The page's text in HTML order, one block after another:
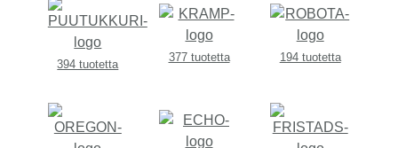
394 tuotetta
377 tuotetta 194 tuotetta